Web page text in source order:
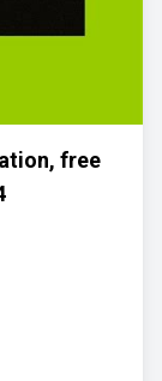
free